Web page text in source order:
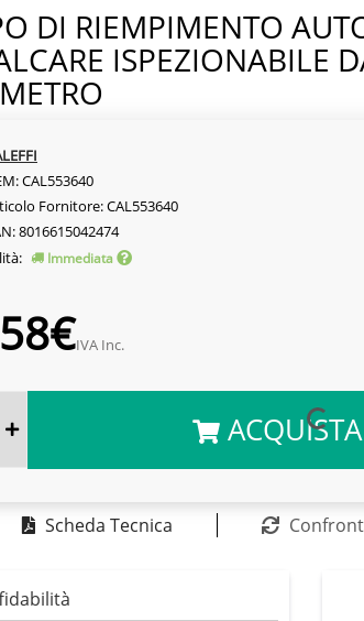
ISPEZIONABILE
CAL553640
Fornitore: CAL553640
8016615042474
Immediata
IVA Inc.
ACQUISTA
Scheda Tecnica